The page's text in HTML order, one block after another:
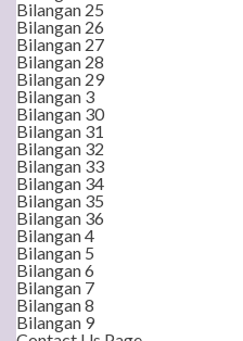
Bilangan 25
Bilangan 26
Bilangan 27
Bilangan 28
Bilangan 29
Bilangan 3
Bilangan 30
Bilangan 31
Bilangan 32
Bilangan 33
Bilangan 34
Bilangan 35
Bilangan 36
Bilangan 4
Bilangan 5
Bilangan 6
Bilangan 7
Bilangan 8
Bilangan 9